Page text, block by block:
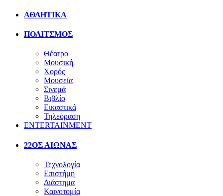
ΑΘΛΗΤΙΚΑ
ΠΟΛΙΤΣΜΟΣ
Θέατρο
Μουσική
Χορός
Μουσεία
Σινεμά
Βιβλίο
Εικαστικά
Τηλεόραση
ENTERTAINMENT
22ΟΣ ΑΙΩΝΑΣ
Τεχνολογία
Επιστήμη
Διάστημα
Καινοτομία